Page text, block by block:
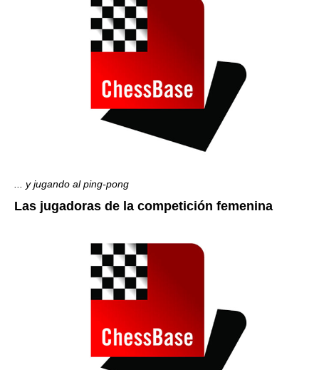
... y jugando al ping-pong
Las jugadoras de la competición femenina